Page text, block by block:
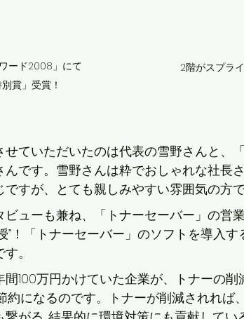
ード2008」にて
別賞」受賞！
2階がスプラ
ていただいたのは代表の雪野さんと、
んです。雪野さんは粋でおしゃれな社長
すが、とても親しみやすい雰囲気の方で
ューも兼ね、「トナーセーバー」の営
”！「トナーセーバー」のソフトを導入
。
100万円かけていた企業が、トナーの
約になるのです。トナーが削減されれば